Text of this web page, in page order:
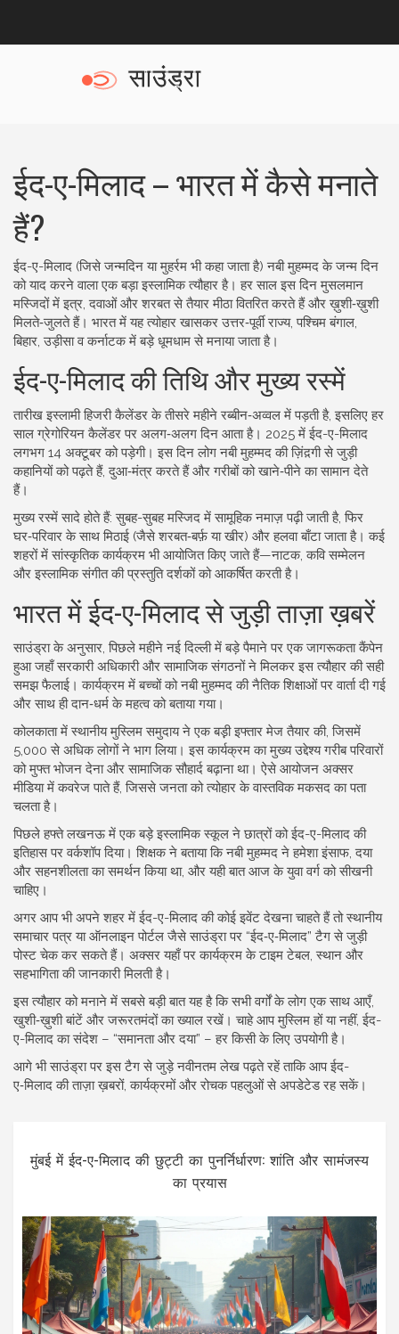
ईद-ए-मिलाद – भारत में कैसे मनाते
हैं?
ईद-ए-मिलाद (जिसे जन्मदिन या मुहर्रम भी कहा जाता है) नबी मुहम्मद के जन्म दिन
को याद करने वाला एक बड़ा इस्लामिक त्यौहार है। हर साल इस दिन मुसलमान
मस्जिदों में इत्र, दवाओं और शरबत से तैयार मीठा वितरित करते हैं और ख़ुशी‑ख़ुशी
मिलते‑जुलते हैं। भारत में यह त्योहार खासकर उत्तर‑पूर्वी राज्य, पश्चिम बंगाल,
बिहार, उड़ीसा व कर्नाटक में बड़े धूमधाम से मनाया जाता है।
ईद-ए-मिलाद की तिथि और मुख्य रस्में
तारीख इस्लामी हिजरी कैलेंडर के तीसरे महीने रब्बीन‑अव्वल में पड़ती है, इसलिए हर
साल ग्रेगोरियन कैलेंडर पर अलग‑अलग दिन आता है। 2025 में ईद-ए-मिलाद
लगभग 14 अक्टूबर को पड़ेगी। इस दिन लोग नबी मुहम्मद की ज़िंद़गी से जुड़ी
कहानियों को पढ़ते हैं, दुआ‑मंत्र करते हैं और गरीबों को खाने‑पीने का सामान देते
हैं।
मुख्य रस्में सादे होते हैं: सुबह-सुबह मस्जिद में सामूहिक नमाज़ पढ़ी जाती है, फिर
घर‑परिवार के साथ मिठाई (जैसे शरबत‑बर्फ़ या खीर) और हलवा बाँटा जाता है। कई
शहरों में सांस्कृतिक कार्यक्रम भी आयोजित किए जाते हैं—नाटक, कवि सम्मेलन
और इस्लामिक संगीत की प्रस्तुति दर्शकों को आकर्षित करती है।
भारत में ईद-ए-मिलाद से जुड़ी ताज़ा ख़बरें
साउंड्रा के अनुसार, पिछले महीने नई दिल्ली में बड़े पैमाने पर एक जागरूकता कैंपेन
हुआ जहाँ सरकारी अधिकारी और सामाजिक संगठनों ने मिलकर इस त्यौहार की सही
समझ फैलाई। कार्यक्रम में बच्चों को नबी मुहम्मद की नैतिक शिक्षाओं पर वार्ता दी गई
और साथ ही दान‑धर्म के महत्व को बताया गया।
कोलकाता में स्थानीय मुस्लिम समुदाय ने एक बड़़ी इफ्तार मेज तैयार की, जिसमें
5,000 से अधिक लोगों ने भाग लिया। इस कार्यक्रम का मुख्य उद्देश्य गरीब परिवारों
को मुफ्त भोजन देना और सामाजिक सौहार्द बढ़ाना था। ऐसे आयोजन अक्सर
मीडिया में कवरेज पाते हैं, जिससे जनता को त्योहार के वास्तविक मकसद का पता
चलता है।
पिछले हफ्ते लखनऊ में एक बड़े इस्लामिक स्कूल ने छात्रों को ईद-ए-मिलाद की
इतिहास पर वर्कशॉप दिया। शिक्षक ने बताया कि नबी मुहम्मद ने हमेशा इंसाफ, दया
और सहनशीलता का समर्थन किया था, और यही बात आज के युवा वर्ग को सीखनी
चाहिए।
अगर आप भी अपने शहर में ईद-ए-मिलाद की कोई इवेंट देखना चाहते हैं तो स्थानीय
समाचार पत्र या ऑनलाइन पोर्टल जैसे साउंड्रा पर “ईद‑ए‑मिलाद” टैग से जुड़ी
पोस्ट चेक कर सकते हैं। अक्सर यहाँ पर कार्यक्रम के टाइम टेबल, स्थान और
सहभागिता की जानकारी मिलती है।
इस त्यौहार को मनाने में सबसे बड़ी बात यह है कि सभी वर्गों के लोग एक साथ आएँ,
खुशी‑ख़ुशी बांटें और जरूरतमंदों का ख्याल रखें। चाहे आप मुस्लिम हों या नहीं, ईद-
ए-मिलाद का संदेश – “समानता और दया” – हर किसी के लिए उपयोगी है।
आगे भी साउंड्रा पर इस टैग से जुड़े नवीनतम लेख पढ़ते रहें ताकि आप ईद-
ए‑मिलाद की ताज़ा ख़बरों, कार्यक्रमों और रोचक पहलुओं से अपडेटेड रह सकें।
मुंबई में ईद-ए-मिलाद की छुट्टी का पुनर्निर्धारण: शांति और सामंजस्य
का प्रयास